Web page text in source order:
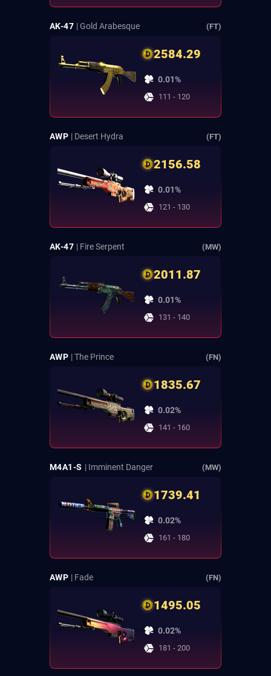
AK-47 | Gold Arabesque (FT)
2584.29
0.01%
111 - 120
AWP | Desert Hydra (FT)
2156.58
0.01%
121 - 130
AK-47 | Fire Serpent (MW)
2011.87
0.01%
131 - 140
AWP | The Prince (FN)
1835.67
0.02%
141 - 160
M4A1-S | Imminent Danger (MW)
1739.41
0.02%
161 - 180
AWP | Fade (FN)
1495.05
0.02%
181 - 200